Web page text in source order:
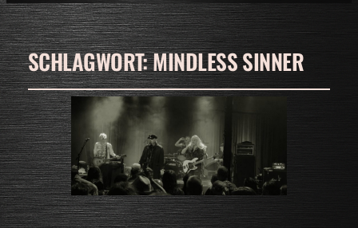
SCHLAGWORT:MINDLESS SINNER